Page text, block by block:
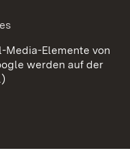
Elemente von
werden auf der